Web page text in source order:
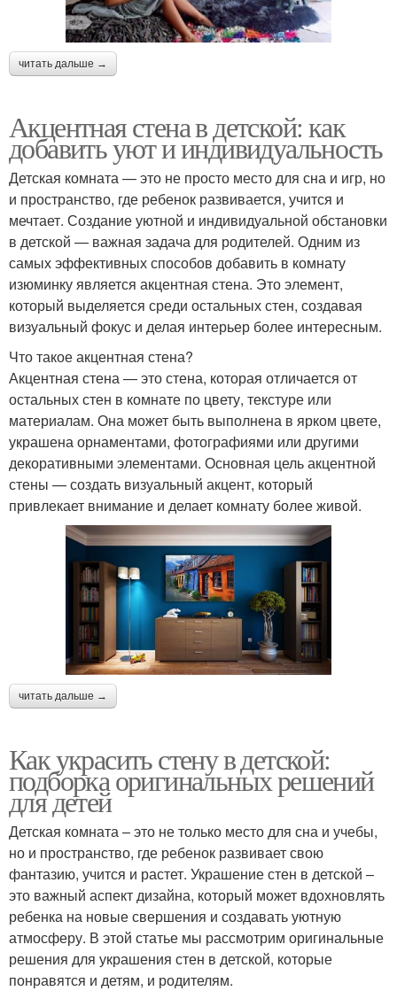
читать дальше →
Акцентная стена в детской: как
добавить уют и индивидуальность
Детская комната — это не просто место для сна и игр, но
и пространство, где ребенок развивается, учится и
мечтает. Создание уютной и индивидуальной обстановки
в детской — важная задача для родителей. Одним из
самых эффективных способов добавить в комнату
изюминку является акцентная стена. Это элемент,
который выделяется среди остальных стен, создавая
визуальный фокус и делая интерьер более интересным.
Что такое акцентная стена?
Акцентная стена — это стена, которая отличается от
остальных стен в комнате по цвету, текстуре или
материалам. Она может быть выполнена в ярком цвете,
украшена орнаментами, фотографиями или другими
декоративными элементами. Основная цель акцентной
стены — создать визуальный акцент, который
привлекает внимание и делает комнату более живой.
читать дальше →
Как украсить стену в детской:
подборка оригинальных решений
для детей
Детская комната – это не только место для сна и учебы,
но и пространство, где ребенок развивает свою
фантазию, учится и растет. Украшение стен в детской –
это важный аспект дизайна, который может вдохновлять
ребенка на новые свершения и создавать уютную
атмосферу. В этой статье мы рассмотрим оригинальные
решения для украшения стен в детской, которые
понравятся и детям, и родителям.